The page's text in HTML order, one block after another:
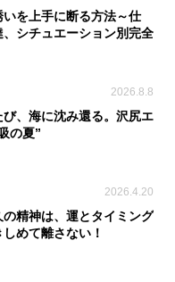
を上手に断る方法～仕
シチュエーション別完全
2026.8.8
、海に沈み還る。沢尻エ
の夏”
2026.4.20
精神は、運とタイミング
めて離さない！